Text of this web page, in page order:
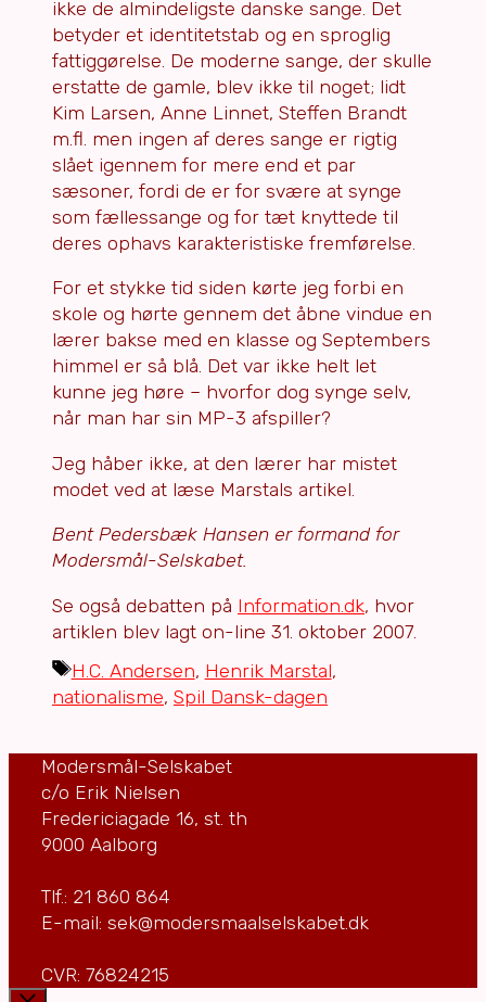
ikke de almindeligste danske sange. Det
betyder et identitetstab og en sproglig
fattiggørelse. De moderne sange, der skulle
erstatte de gamle, blev ikke til noget; lidt
Kim Larsen, Anne Linnet, Steffen Brandt
m.fl. men ingen af deres sange er rigtig
slået igennem for mere end et par
sæsoner, fordi de er for svære at synge
som fællessange og for tæt knyttede til
deres ophavs karakteristiske fremførelse.
For et stykke tid siden kørte jeg forbi en
skole og hørte gennem det åbne vindue en
lærer bakse med en klasse og Septembers
himmel er så blå. Det var ikke helt let
kunne jeg høre – hvorfor dog synge selv,
når man har sin MP-3 afspiller?
Jeg håber ikke, at den lærer har mistet
modet ved at læse Marstals artikel.
Bent Pedersbæk Hansen er formand for
Modersmål-Selskabet.
Se også debatten på Information.dk, hvor
artiklen blev lagt on-line 31. oktober 2007.
Tags
H.C. Andersen, Henrik Marstal,
nationalisme, Spil Dansk-dagen
Modersmål-Selskabet
c/o Erik Nielsen
Fredericiagade 16, st. th
9000 Aalborg
Tlf.: 21 860 864
E-mail: sek@modersmaalselskabet.dk
CVR: 76824215